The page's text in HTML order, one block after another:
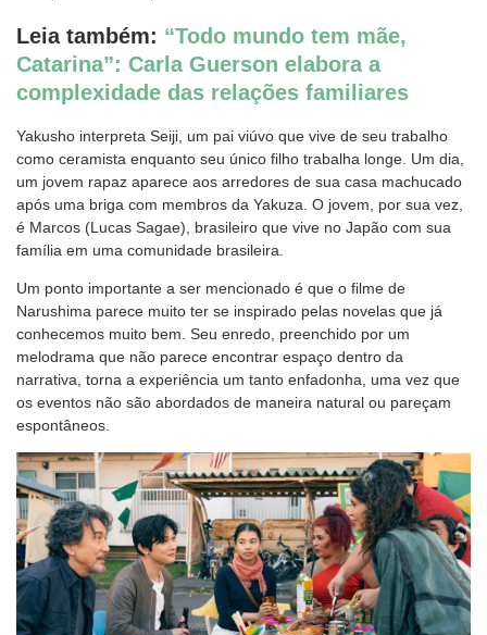
Leia também: “Todo mundo tem mãe,
Catarina”: Carla Guerson elabora a
complexidade das relações familiares
Yakusho interpreta Seiji, um pai viúvo que vive de seu trabalho
como ceramista enquanto seu único filho trabalha longe. Um dia,
um jovem rapaz aparece aos arredores de sua casa machucado
após uma briga com membros da Yakuza. O jovem, por sua vez,
é Marcos (Lucas Sagae), brasileiro que vive no Japão com sua
família em uma comunidade brasileira.
Um ponto importante a ser mencionado é que o filme de
Narushima parece muito ter se inspirado pelas novelas que já
conhecemos muito bem. Seu enredo, preenchido por um
melodrama que não parece encontrar espaço dentro da
narrativa, torna a experiência um tanto enfadonha, uma vez que
os eventos não são abordados de maneira natural ou pareçam
espontâneos.